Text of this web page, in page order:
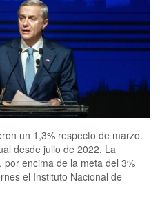
un 1,3% respecto de marzo.
desde julio de 2022. La
encima de la meta del 3%
el Instituto Nacional de